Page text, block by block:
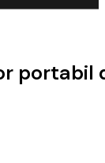
portabil